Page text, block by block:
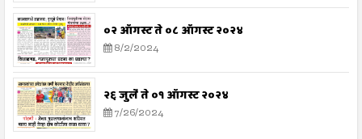
०२ ऑगस्ट ते ०८ ऑगस्ट २०२४
8/2/2024
२६ जुलै ते ०१ ऑगस्ट २०२४
7/26/2024